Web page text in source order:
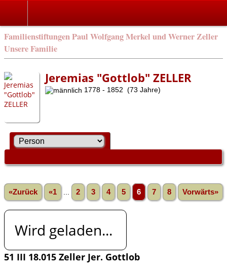
Familienstiftungen Paul Wolfgang Merkel und Werner Zeller
Unsere Familie
Jeremias "Gottlob" ZELLER
1778 - 1852 (73 Jahre)
«Zurück «1 2 3 4 5 6 7 8 Vorwärts»
Wird geladen...
51 III 18.015 Zeller Jer. Gottlob